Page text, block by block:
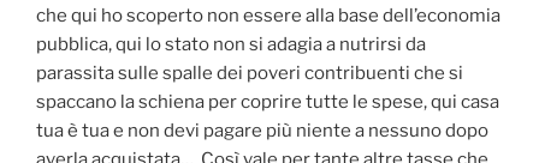
che qui ho scoperto non essere alla base dell’economia
pubblica, qui lo stato non si adagia a nutrirsi da
parassita sulle spalle dei poveri contribuenti che si
spaccano la schiena per coprire tutte le spese, qui casa
tua è tua e non devi pagare più niente a nessuno dopo